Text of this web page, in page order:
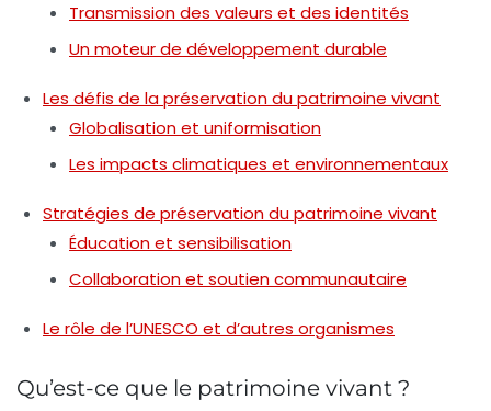
Transmission des valeurs et des identités
Un moteur de développement durable
Les défis de la préservation du patrimoine vivant
Globalisation et uniformisation
Les impacts climatiques et environnementaux
Stratégies de préservation du patrimoine vivant
Éducation et sensibilisation
Collaboration et soutien communautaire
Le rôle de l’UNESCO et d’autres organismes
Qu’est-ce que le patrimoine vivant ?